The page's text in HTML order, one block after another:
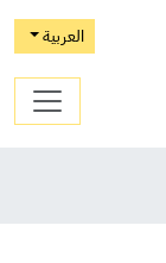
العربية